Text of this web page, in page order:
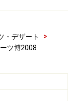
・デザート
>
ツ博2008